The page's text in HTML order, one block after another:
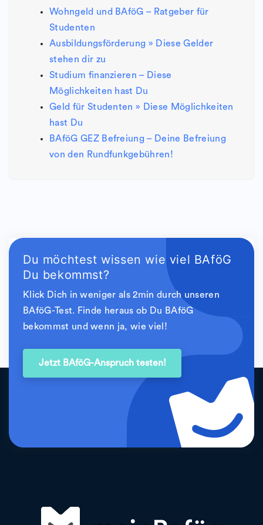
Wohngeld und BAföG – Ratgeber für
Studenten
Ausbildungsförderung » Diese Gelder
stehen dir zu
Studium finanzieren – Diese
Möglichkeiten hast Du
Geld für Studenten » Diese Möglichkeiten
hast Du
BAföG GEZ Befreiung – Deine Befreiung
von den Rundfunkgebühren!
Du möchtest wissen wie viel BAföG
Du bekommst?
Klick Dich in weniger als 2min durch unseren
BAföG-Test. Finde heraus ob Du BAföG
bekommst und wenn ja, wie viel!
Jetzt BAföG-Anspruch testen!